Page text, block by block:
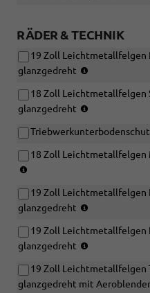
RÄDER & TECHNIK
19 Zoll Leichtmetallfelgen
glanzgedreht
R19)
18 Zoll Leichtmetallfelgen
glanzgedreht
R18)
18 Zoll Leichtmetallfelgen
R18)
19 Zoll Leichtmetallfelgen
glanzgedreht
R19)
19 Zoll Leichtmetallfelgen
glanzgedreht
R19)
19 Zoll Leichtmetallfelgen
glanzgedreht mit